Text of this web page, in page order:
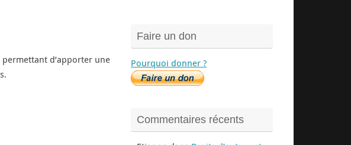
d’apporter une
Faire un don
Pourquoi donner ?
Commentaires récents